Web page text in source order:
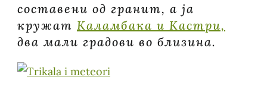
составени од гранит, а ја
кружат Каламбака и Кастри,
два мали градови во близина.